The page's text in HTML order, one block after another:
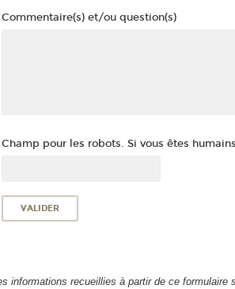
Commentaire(s) et/ou question(s)
Champ pour les robots. Si vous êtes
informations recueillies à partir de ce